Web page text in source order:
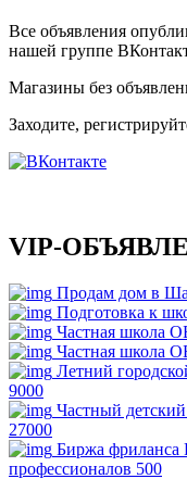
Все объявления
нашей группе
Магазины без
Заходите,
VIP-
Продам дом в
Подготовка к
Частная
Частная
Летний
9000
Частный
27000
Биржа фриланса
профессионалов 500